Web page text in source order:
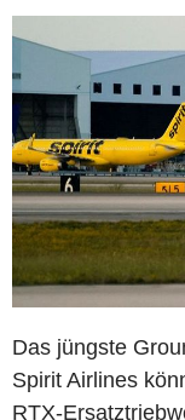
Das jüngste
Spirit Airlines
RTX-